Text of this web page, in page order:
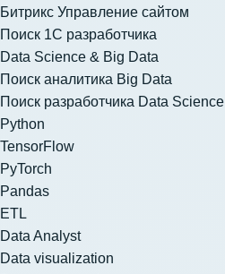
Битрикс Управление сайтом
Поиск 1С разработчика
Data Science & Big Data
Поиск аналитика Big Data
Поиск разработчика Data Science
Python
TensorFlow
PyTorch
Pandas
ETL
Data Analyst
Data visualization